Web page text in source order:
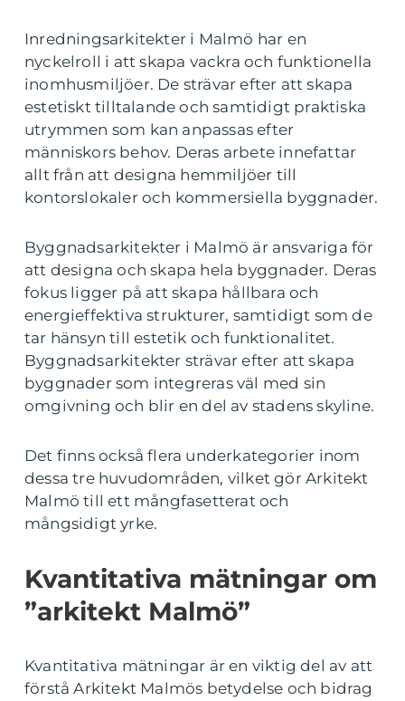
Inredningsarkitekter i Malmö har en
nyckelroll i att skapa vackra och funktionella
inomhusmiljöer. De strävar efter att skapa
estetiskt tilltalande och samtidigt praktiska
utrymmen som kan anpassas efter
människors behov. Deras arbete innefattar
allt från att designa hemmiljöer till
kontorslokaler och kommersiella byggnader.
Byggnadsarkitekter i Malmö är ansvariga för
att designa och skapa hela byggnader. Deras
fokus ligger på att skapa hållbara och
energieffektiva strukturer, samtidigt som de
tar hänsyn till estetik och funktionalitet.
Byggnadsarkitekter strävar efter att skapa
byggnader som integreras väl med sin
omgivning och blir en del av stadens skyline.
Det finns också flera underkategorier inom
dessa tre huvudområden, vilket gör Arkitekt
Malmö till ett mångfasetterat och
mångsidigt yrke.
Kvantitativa mätningar om
”arkitekt Malmö”
Kvantitativa mätningar är en viktig del av att
förstå Arkitekt Malmös betydelse och bidrag